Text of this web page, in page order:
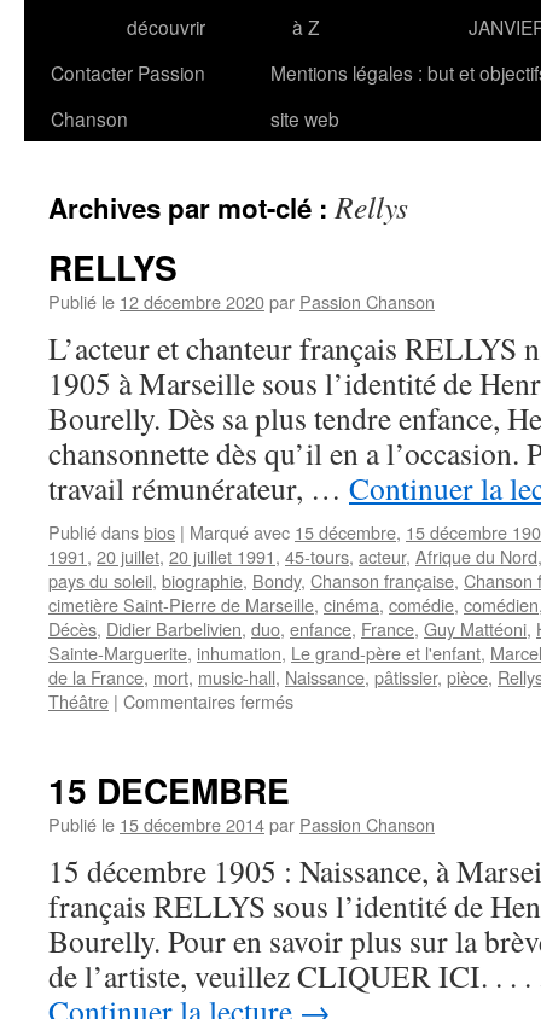
découvrir
à Z
Contacter Passion
Chanson
Mentions légales : but et
site web
Archives par mot-clé :Rellys
RELLYS
Publié le 12 décembre 2020par Passion Chanson
L’acteur et chanteur français RELLYS
1905 à Marseille sous l’identité de
Bourelly. Dès sa plus tendre enfance,
chansonnette dès qu’il en a
travail rémunérateur, … Continuer la
Publié dansbios | Marqué avec 15 décembre, 15 décembre
1991, 20 juillet, 20 juillet 1991, 45-tours, acteur, Afrique du Nord
pays du soleil, biographie, Bondy, Chanson française, Chanson
cimetière Saint-Pierre de Marseille, cinéma, comédie, comédien
Décès, Didier Barbelivien, duo, enfance, France, Guy Mattéoni,
Sainte-Marguerite, inhumation, Le grand-père et l'enfant,
de la France, mort, music-hall, Naissance, pâtissier, pièce,
Théâtre | Commentaires ferméssur
15 DECEMBRE
Publié le 15 décembre 2014par Passion Chanson
15 décembre 1905 : Naissance, à
français RELLYS sous l’identité de
Bourelly. Pour en savoir plus sur la
de l’artiste, veuillez CLIQUER ICI.
Continuer la lecture →